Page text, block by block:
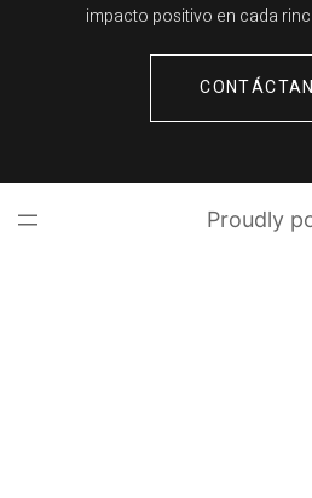
impacto positivo en cada
Proudly